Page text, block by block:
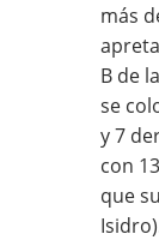
más
B de
se
y 7
con
que